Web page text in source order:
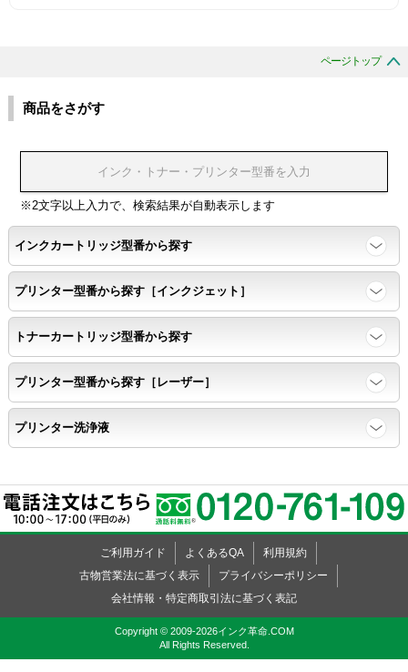
色同士のにじみがないこと。
浸透性
浸透性テスト用のサンプルを印刷する。
任意の色を背景として使用し、
背景と違う色で8号サイズのArialフォントで
鮮明に印刷できること。
速乾性
互換性テストサンプルを5ページ連続印刷する。
飛び散り
標準カラーサンプル /
互換性テストサンプルを印刷する。
印刷の仕上がりが精細で均一であり、
インクの飛び散りもない。
ページトップ
商品をさがす
※2文字以上入力で、検索結果が自動表示します
インクカートリッジ型番から探す
プリンター型番から探す［インクジェット］
トナーカートリッジ型番から探す
プリンター型番から探す［レーザー］
プリンター洗浄液
ご利用ガイド よくあるQA
利用規約
古物営業法に基づく表示
プライバシーポリシー
会社情報・特定商取引法に基づく表記
Copyright © 2009-2026インク革命.COM
All Rights Reserved.